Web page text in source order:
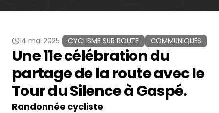
14 mai 2025 CYCLISME SUR ROUTE COMMUNIQUÉS
Une 11e célébration du
partage de la route avec le
Tour du Silence à Gaspé.
Randonnée cycliste